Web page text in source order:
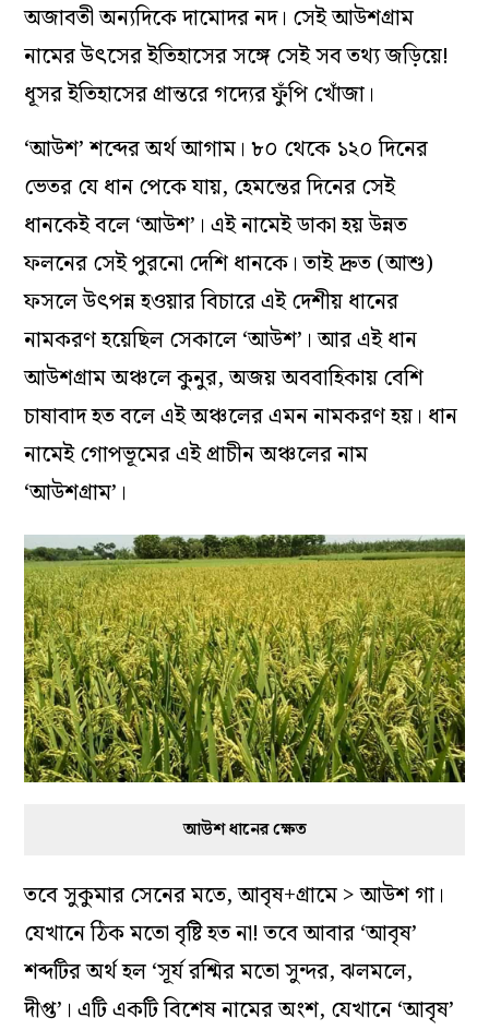
অজাবতী অন্যদিকে দামোদর নদ। সেই আউশগ্রাম
নামের উৎসের ইতিহাসের সঙ্গে সেই সব তথ্য জড়িয়ে!
ধূসর ইতিহাসের প্রান্তরে গদ্যের ফুঁপি খোঁজা।
‘আউশ’ শব্দের অর্থ আগাম। ৮০ থেকে ১২০ দিনের
ভেতর যে ধান পেকে যায়, হেমন্তের দিনের সেই
ধানকেই বলে ‘আউশ’। এই নামেই ডাকা হয় উন্নত
ফলনের সেই পুরনো দেশি ধানকে। তাই দ্রুত (আশু)
ফসলে উৎপন্ন হওয়ার বিচারে এই দেশীয় ধানের
নামকরণ হয়েছিল সেকালে ‘আউশ’। আর এই ধান
আউশগ্রাম অঞ্চলে কুনুর, অজয় অববাহিকায় বেশি
চাষাবাদ হত বলে এই অঞ্চলের এমন নামকরণ হয়। ধান
নামেই গোপভূমের এই প্রাচীন অঞ্চলের নাম
‘আউশগ্রাম’।
আউশ ধানের ক্ষেত
তবে সুকুমার সেনের মতে, আবৃষ+গ্রামে > আউশ গা।
যেখানে ঠিক মতো বৃষ্টি হত না! তবে আবার ‘আবৃষ’
শব্দটির অর্থ হল ‘সূর্য রশ্মির মতো সুন্দর, ঝলমলে,
দীপ্ত’। এটি একটি বিশেষ নামের অংশ, যেখানে ‘আবৃষ’